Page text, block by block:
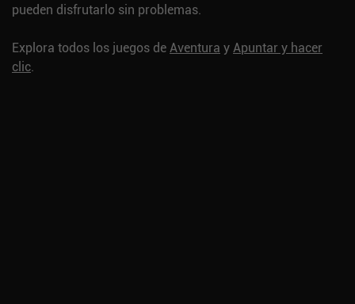
pueden disfrutarlo sin problemas.
Explora todos los juegos deAventura yApuntar y hacer
clic.